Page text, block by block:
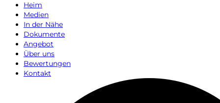
Heim
Medien
In der Nähe
Dokumente
Angebot
Über uns
Bewertungen
Kontakt